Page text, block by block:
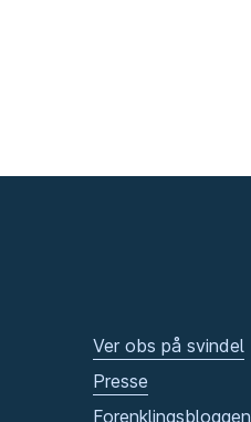
Ver obs på svindel
Presse
Forenklingsbloggen